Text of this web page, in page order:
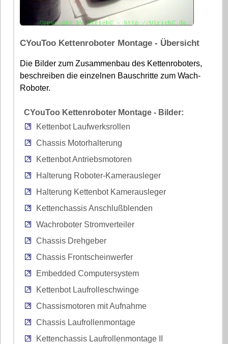
CYouToo Kettenroboter Montage - Übersicht
Die Bilder zum Zusammenbau des Kettenroboters,
beschreiben die einzelnen Bauschritte zum Wach-
Roboter.
CYouToo Kettenroboter Montage - Bilder:
Kettenbot Laufwerksrollen
Chassis Motorhalterung
Kettenbot Antriebsmotoren
Halterung Roboter-Kamerausleger
Halterung Kettenbot Kamerausleger
Kettenchassis Anschlußblenden
Wachroboter Stromverteiler
Chassis Drehgeber
Chassis Frontscheinwerfer
Embedded Computersystem
Kettenbot Laufrolleschwinge
Chassismotoren mit Aufnahme
Chassis Laufrollenmontage
Kettenchassis Laufrollenmontage II